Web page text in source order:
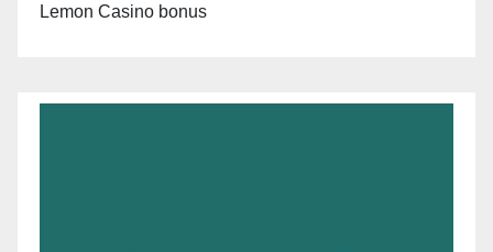
Lemon Casino bonus